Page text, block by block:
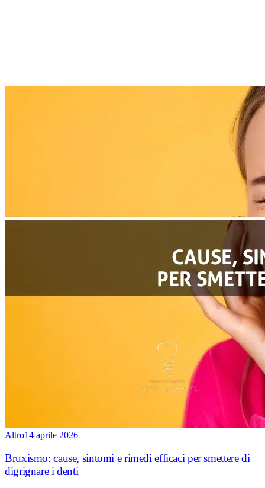
Altro14 aprile 2026
Bruxismo: cause, sintomi e rimedi efficaci per smettere di
digrignare i denti